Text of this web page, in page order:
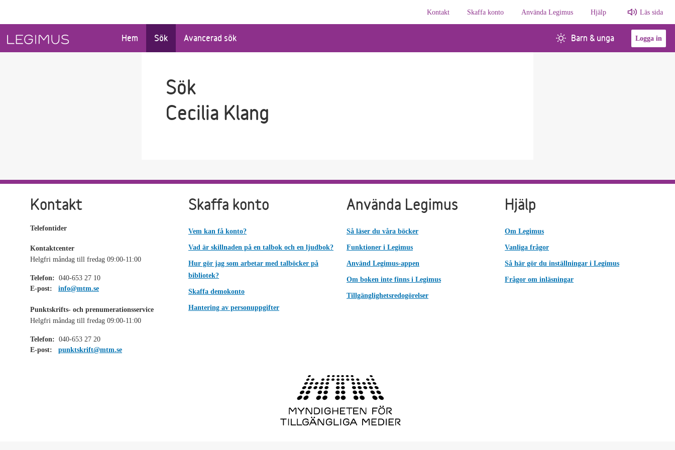
Kontakt
Skaffa konto Använda Legimus Hjälp Läs sida
Hem Sök Avancerad sök Barn & unga Logga in
Sök
Cecilia Klang
Kontakt
Telefontider
Kontaktcenter
Helgfri måndag till fredag 09:00-11:00
Telefon: 040-653 27 10
E-post:
info@mtm.se
Punktskrifts- och prenumerationsservice
Helgfri måndag till fredag 09:00-11:00
Telefon: 040-653 27 20
E-post:
punktskrift@mtm.se
Skaffa konto
Vem kan få konto?
Vad är skillnaden på en talbok och en ljudbok?
Hur gör jag som arbetar med talböcker på
bibliotek?
Skaffa demokonto
Hantering av personuppgifter
Använda Legimus
Så läser du våra böcker
Funktioner i Legimus
Använd Legimus-appen
Om boken inte finns i Legimus
Tillgänglighetsredogörelser
Hjälp
Om Legimus
Vanliga frågor
Så här gör du inställningar i Legimus
Frågor om inläsningar